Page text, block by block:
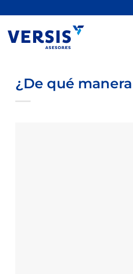
contenido
¿De qué